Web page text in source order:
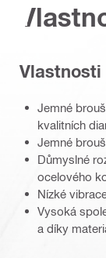
Vlastnosti
Jemné
kvalitních
Jemné
Důmyslné
ocelového
Nízké
Vysoká
a díky